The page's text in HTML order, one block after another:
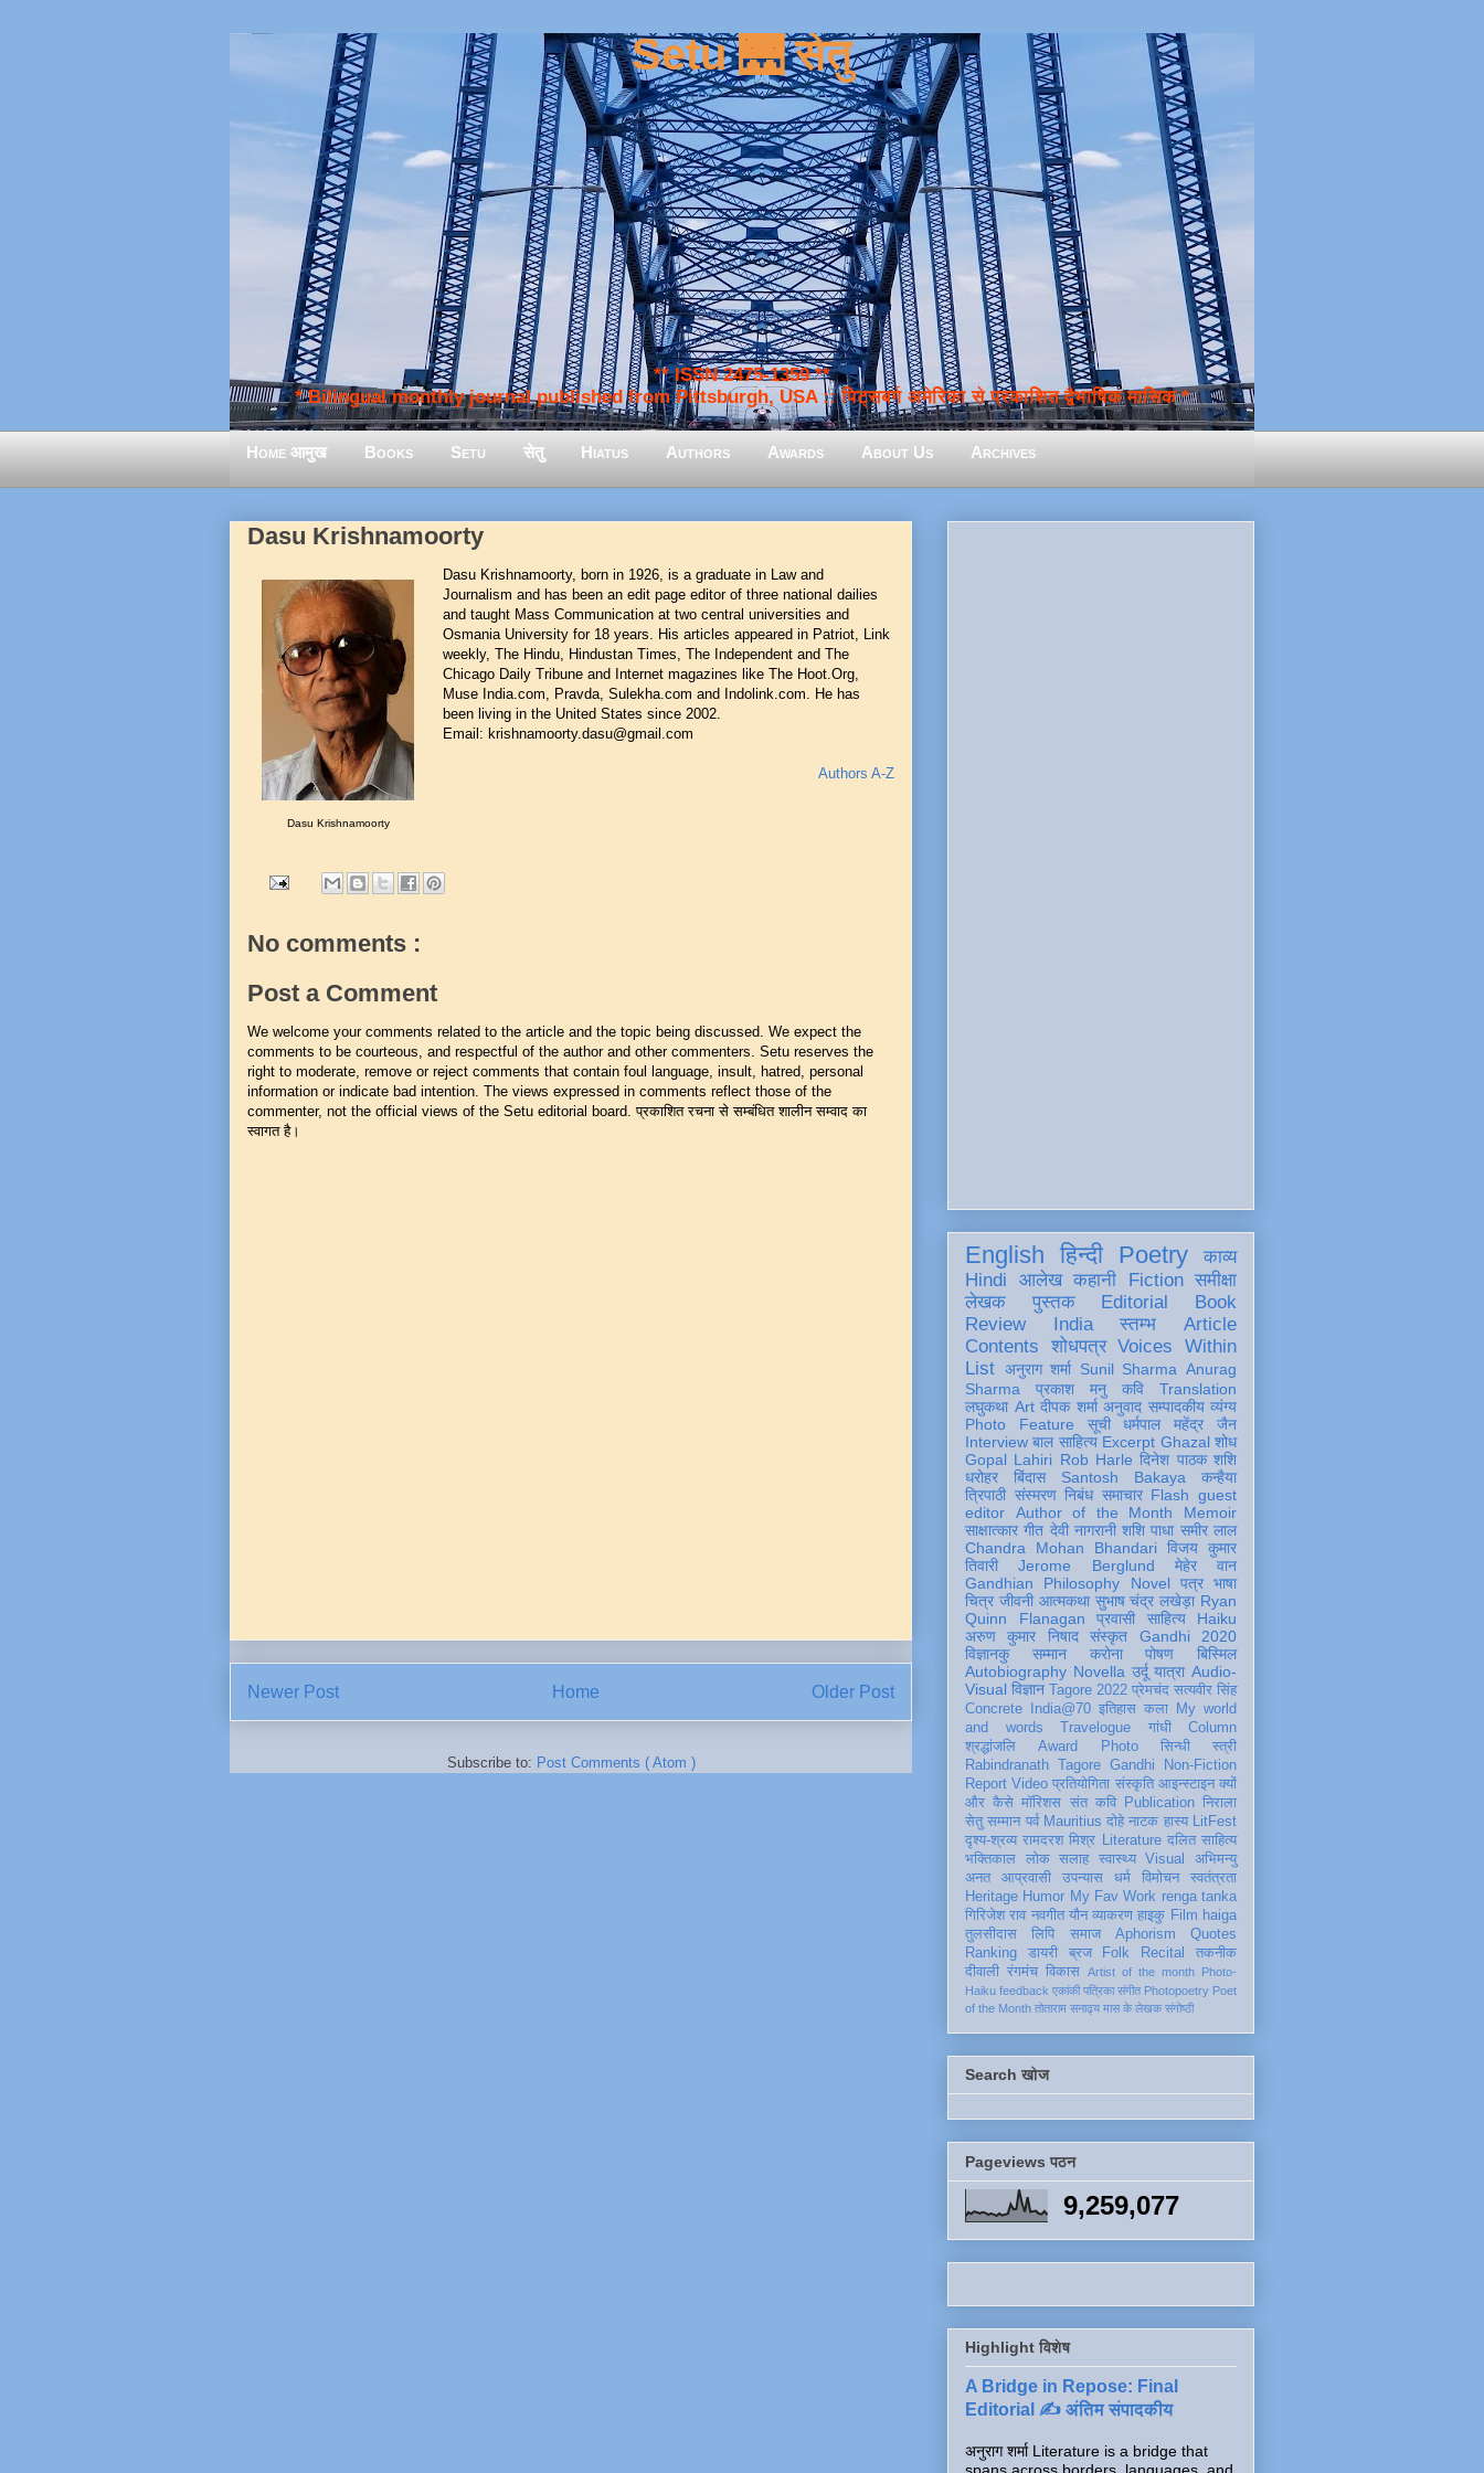
Setu 🌉 सेतु
** ISSN 2475-1359 **
* Bilingual monthly journal published from Pittsburgh, USA :: पिट्सबर्ग अमेरिका से प्रकाशित द्वैभाषिक मासिक *
Home आमुख Books Setu सेतु Hiatus Authors Awards About Us Archives
Dasu Krishnamoorty
Dasu Krishnamoorty
Dasu Krishnamoorty, born in 1926, is a graduate in Law and
Journalism and has been an edit page editor of three national dailies
and taught Mass Communication at two central universities and
Osmania University for 18 years. His articles appeared in Patriot, Link
weekly, The Hindu, Hindustan Times, The Independent and The
Chicago Daily Tribune and Internet magazines like The Hoot.Org,
Muse India.com, Pravda, Sulekha.com and Indolink.com. He has
been living in the United States since 2002.
Email: krishnamoorty.dasu@gmail.com
Authors A-Z
No comments :
Post a Comment
We welcome your comments related to the article and the topic being discussed. We expect the
comments to be courteous, and respectful of the author and other commenters. Setu reserves the
right to moderate, remove or reject comments that contain foul language, insult, hatred, personal
information or indicate bad intention. The views expressed in comments reflect those of the
commenter, not the official views of the Setu editorial board. प्रकाशित रचना से सम्बंधित शालीन सम्वाद का
स्वागत है।
Newer Post Older Post
Home
Subscribe to: Post Comments ( Atom )
English हिन्दी Poetry
काव्य
Hindi
आलेख कहानी Fiction समीक्षा
लेखक
पुस्तक Editorial
Book
Review
India स्तम्भ
Article
Contents
शोधपत्र Voices Within
List अनुराग शर्मा Sunil Sharma Anurag
Sharma
प्रकाश मनु कवि
Translation
लघुकथा Art दीपक शर्मा अनुवाद सम्पादकीय व्यंग्य
Photo Feature
सूची
धर्मपाल महेंद्र जैन
Interview बाल साहित्य Excerpt Ghazal शोध
Gopal Lahiri Rob Harle दिनेश पाठक शशि
धरोहर
बिंदास Santosh Bakaya
कन्हैया
त्रिपाठी संस्मरण निबंध समाचार Flash guest
editor
Author of the Month
Memoir
साक्षात्कार गीत देवी नागरानी शशि पाधा समीर लाल
Chandra Mohan Bhandari विजय कुमार
तिवारी
Jerome Berglund
मेहेर वान
Gandhian Philosophy
Novel पत्र भाषा
चित्र जीवनी आत्मकथा सुभाष चंद्र लखेड़ा Ryan
Quinn Flanagan
प्रवासी साहित्य
Haiku
अरुण कुमार निषाद
संस्कृत
Gandhi 2020
विज्ञानकु
सम्मान करोना पोषण
बिस्मिल
Autobiography Novella उर्दू यात्रा Audio-
Visual विज्ञान Tagore 2022 प्रेमचंद सत्यवीर सिंह
Concrete
India@70 इतिहास कला
My world
and words
Travelogue गांधी
Column
श्रद्धांजलि
Award Photo सिन्धी
स्त्री
Rabindranath Tagore Gandhi
Non-Fiction
Report Video प्रतियोगिता संस्कृति आइन्स्टाइन क्यों
और कैसे मॉरिशस संत कवि Publication निराला
सेतु सम्मान पर्व Mauritius दोहे नाटक हास्य LitFest
दृश्य-श्रव्य रामदरश मिश्र Literature दलित साहित्य
भक्तिकाल
लोक सलाह स्वास्थ्य Visual
अभिमन्यु
अनत
आप्रवासी उपन्यास धर्म विमोचन
स्वतंत्रता
Heritage Humor My Fav Work renga tanka
गिरिजेश राव नवगीत यौन व्याकरण हाइकु Film haiga
तुलसीदास
लिपि समाज Aphorism
Quotes
Ranking
डायरी ब्रज Folk Recital
तकनीक
दीवाली रंगमंच विकास Artist of the month Photo-
Haiku feedback एकांकी पत्रिका संगीत Photopoetry Poet
of the Month तोताराम सनाढ्य मास के लेखक संगोष्ठी
Search खोज
Pageviews पठन
9,259,077
Highlight विशेष
A Bridge in Repose: Final
Editorial ✍️ अंतिम संपादकीय
अनुराग शर्मा Literature is a bridge that